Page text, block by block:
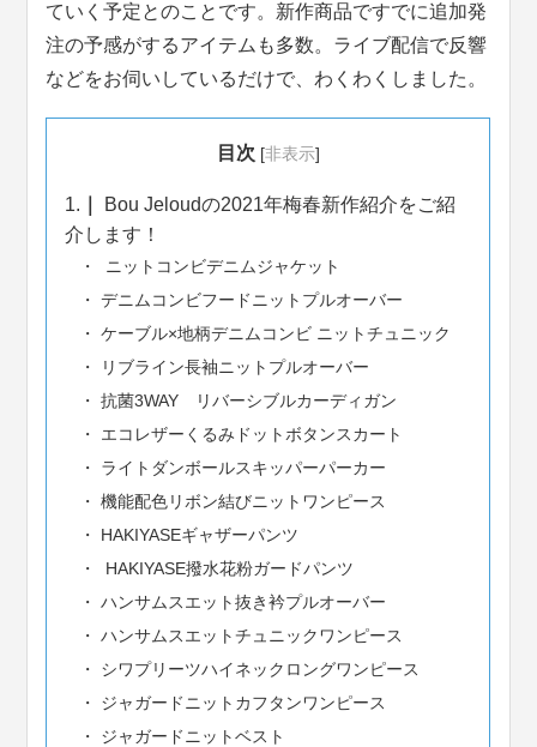
ていく予定とのことです。新作商品ですでに追加発
注の予感がするアイテムも多数。ライブ配信で反響
などをお伺いしているだけで、わくわくしました。
目次 [非表示]
1.
Bou Jeloudの2021年梅春新作紹介をご紹
介します！
ニットコンビデニムジャケット
デニムコンビフードニットプルオーバー
ケーブル×地柄デニムコンビ ニットチュニック
リブライン長袖ニットプルオーバー
抗菌3WAY リバーシブルカーディガン
エコレザーくるみドットボタンスカート
ライトダンボールスキッパーパーカー
機能配色リボン結びニットワンピース
HAKIYASEギャザーパンツ
HAKIYASE撥水花粉ガードパンツ
ハンサムスエット抜き衿プルオーバー
ハンサムスエットチュニックワンピース
シワプリーツハイネックロングワンピース
ジャガードニットカフタンワンピース
ジャガードニットベスト